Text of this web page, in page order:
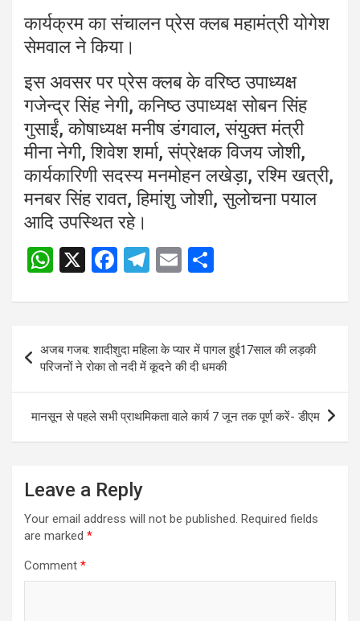
कार्यक्रम का संचालन प्रेस क्लब महामंत्री योगेश
सेमवाल ने किया।
इस अवसर पर प्रेस क्लब के वरिष्ठ उपाध्यक्ष
गजेन्द्र सिंह नेगी, कनिष्ठ उपाध्यक्ष सोबन सिंह
गुसाईं, कोषाध्यक्ष मनीष डंगवाल, संयुक्त मंत्री
मीना नेगी, शिवेश शर्मा, संप्रेक्षक विजय जोशी,
कार्यकारिणी सदस्य मनमोहन लखेड़ा, रश्मि खत्री,
मनबर सिंह रावत, हिमांशु जोशी, सुलोचना पयाल
आदि उपस्थित रहे।
PostW
at
A
p
p
X
F
ce
o
o
k
T
e
gr
a
m
E
ail ar
navigation
अजब गजब: शादीशुदा महिला के प्यार में पागल हुई17साल‌ की लड़की
परिजनों ने रोका तो नदी में कूदने की दी धमकी
मानसून से पहले सभी प्राथमिकता वाले कार्य 7 जून तक पूर्ण करें- डीएम
Leave a Reply
Your email address will not be published. Required fields
are marked *
Comment *